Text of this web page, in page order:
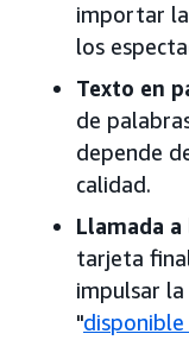
importar
los
Texto en
de
depende
calidad.
Llamada a
tarjeta
impulsar
"